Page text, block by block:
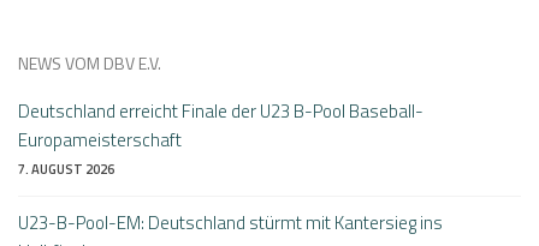
NEWS VOM DBV E.V.
Deutschland erreicht Finale der U23 B-Pool Baseball-
Europameisterschaft
7. AUGUST 2026
U23-B-Pool-EM: Deutschland stürmt mit Kantersieg ins